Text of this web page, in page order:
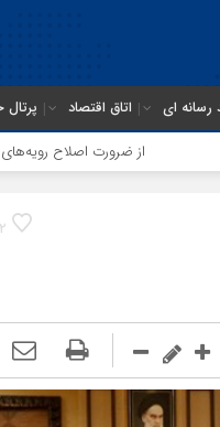
رسانه ای اتاق اقتصاد
اصلاح رویه‌های بازرسی تا لزوم